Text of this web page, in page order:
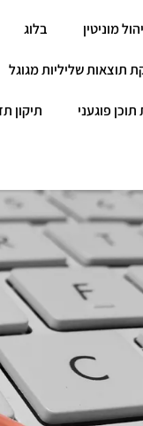
מוניטין בלוג
תוצאות שליליות מגוגל
פוגעני תיקון